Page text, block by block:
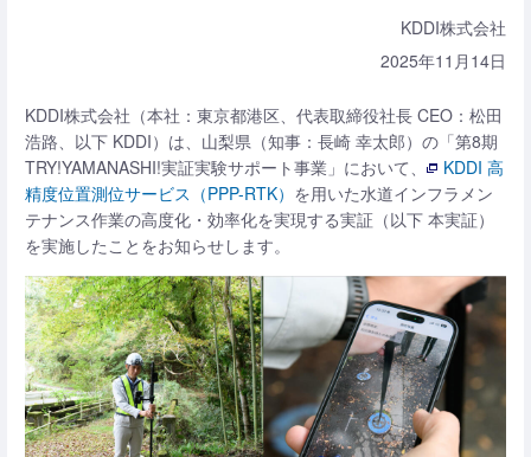
KDDI株式会社
2025年11月14日
KDDI株式会社（本社：東京都港区、代表取締役社長 CEO：松田
浩路、以下 KDDI）は、山梨県（知事：長崎 幸太郎）の「第8期
TRY!YAMANASHI!実証実験サポート事業」において、
KDDI 高
精度位置測位サービス（PPP-RTK） を用いた水道インフラメン
テナンス作業の高度化・効率化を実現する実証（以下 本実証）
を実施したことをお知らせします。